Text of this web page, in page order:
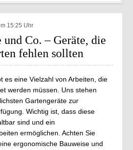
15:25 Uhr
und Co. – Geräte, die
fehlen sollten
es eine Vielzahl von Arbeiten, die
werden müssen. Uns stehen
Gartengeräte zur
Wichtig ist, dass diese
sind und ein
ermöglichen. Achten Sie
ergonomische Bauweise und